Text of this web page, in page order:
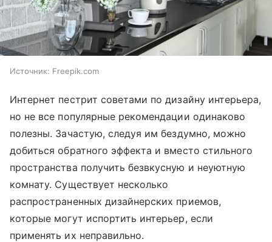
Источник: Freepik.com
Интернет пестрит советами по дизайну интерьера,
но не все популярные рекомендации одинаково
полезны. Зачастую, следуя им бездумно, можно
добиться обратного эффекта и вместо стильного
пространства получить безвкусную и неуютную
комнату. Существует несколько
распространенных дизайнерских приемов,
которые могут испортить интерьер, если
применять их неправильно.